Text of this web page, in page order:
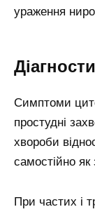
ураження
Симптоми
простудні
хвороби
самостійно як
При частих і